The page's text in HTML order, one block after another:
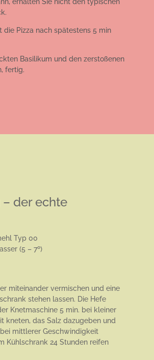
die Pizza nach spätestens 5 min
Basilikum und den zerstoßenen
fertig.
– der echte
Typ 00
(5 – 7º)
miteinander vermischen und eine
stehen lassen. Die Hefe
Knetmaschine 5 min. bei kleiner
kneten, das Salz dazugeben und
mittlerer Geschwindigkeit
Kühlschrank 24 Stunden reifen